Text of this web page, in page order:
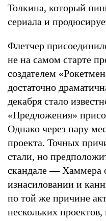
Толкина, который
сериала и
Флетчер
не на самом старте
создателем
достаточно
декабря стало
«Предложения»
Однако через пару
проекта. Точных
стали, но
скандале — Хаммера
изнасиловании и
по той же причине
нескольких